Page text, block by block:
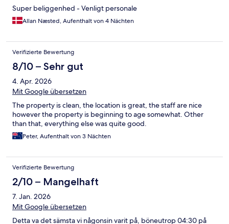
Super beliggenhed - Venligt personale
Allan Næsted, Aufenthalt von 4 Nächten
Verifizierte Bewertung
8/10 – Sehr gut
4. Apr. 2026
Mit Google übersetzen
The property is clean, the location is great, the staff are nice
however the property is beginning to age somewhat. Other
than that, everything else was quite good.
Peter, Aufenthalt von 3 Nächten
Verifizierte Bewertung
2/10 – Mangelhaft
7. Jan. 2026
Mit Google übersetzen
Detta va det sämsta vi någonsin varit på, böneutrop 04:30 på